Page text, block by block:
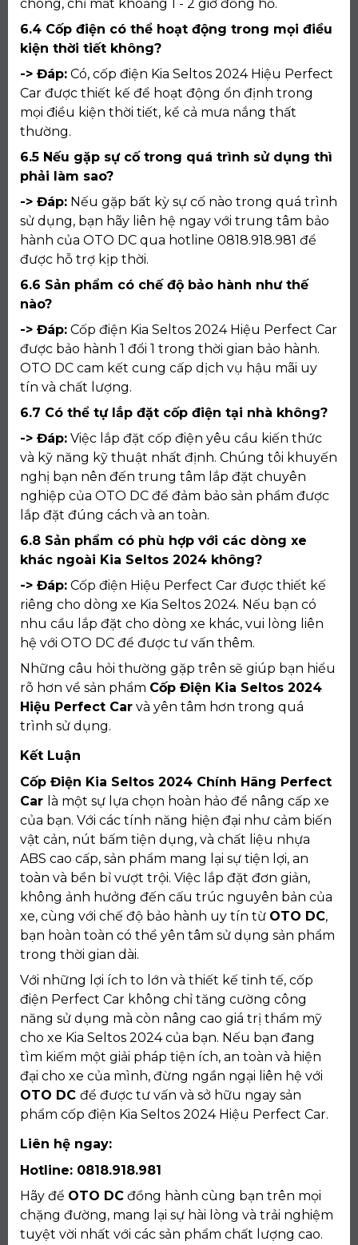
chóng, chỉ mất khoảng 1 - 2 giờ đồng hồ.
6.4 Cốp điện có thể hoạt động trong mọi điều
kiện thời tiết không?
-> Đáp: Có, cốp điện Kia Seltos 2024 Hiệu Perfect
Car được thiết kế để hoạt động ổn định trong
mọi điều kiện thời tiết, kể cả mưa nắng thất
thường.
6.5 Nếu gặp sự cố trong quá trình sử dụng thì
phải làm sao?
-> Đáp: Nếu gặp bất kỳ sự cố nào trong quá trình
sử dụng, bạn hãy liên hệ ngay với trung tâm bảo
hành của OTO DC qua hotline 0818.918.981 để
được hỗ trợ kịp thời.
6.6 Sản phẩm có chế độ bảo hành như thế
nào?
-> Đáp: Cốp điện Kia Seltos 2024 Hiệu Perfect Car
được bảo hành 1 đổi 1 trong thời gian bảo hành.
OTO DC cam kết cung cấp dịch vụ hậu mãi uy
tín và chất lượng.
6.7 Có thể tự lắp đặt cốp điện tại nhà không?
-> Đáp: Việc lắp đặt cốp điện yêu cầu kiến thức
và kỹ năng kỹ thuật nhất định. Chúng tôi khuyến
nghị bạn nên đến trung tâm lắp đặt chuyên
nghiệp của OTO DC để đảm bảo sản phẩm được
lắp đặt đúng cách và an toàn.
6.8 Sản phẩm có phù hợp với các dòng xe
khác ngoài Kia Seltos 2024 không?
-> Đáp: Cốp điện Hiệu Perfect Car được thiết kế
riêng cho dòng xe Kia Seltos 2024. Nếu bạn có
nhu cầu lắp đặt cho dòng xe khác, vui lòng liên
hệ với OTO DC để được tư vấn thêm.
Những câu hỏi thường gặp trên sẽ giúp bạn hiểu
rõ hơn về sản phẩm Cốp Điện Kia Seltos 2024
Hiệu Perfect Car và yên tâm hơn trong quá
trình sử dụng.
Kết Luận
Cốp Điện Kia Seltos 2024 Chính Hãng Perfect
Car là một sự lựa chọn hoàn hảo để nâng cấp xe
của bạn. Với các tính năng hiện đại như cảm biến
vật cản, nút bấm tiện dụng, và chất liệu nhựa
ABS cao cấp, sản phẩm mang lại sự tiện lợi, an
toàn và bền bỉ vượt trội. Việc lắp đặt đơn giản,
không ảnh hưởng đến cấu trúc nguyên bản của
xe, cùng với chế độ bảo hành uy tín từ OTO DC,
bạn hoàn toàn có thể yên tâm sử dụng sản phẩm
trong thời gian dài.
Với những lợi ích to lớn và thiết kế tinh tế, cốp
điện Perfect Car không chỉ tăng cường công
năng sử dụng mà còn nâng cao giá trị thẩm mỹ
cho xe Kia Seltos 2024 của bạn. Nếu bạn đang
tìm kiếm một giải pháp tiện ích, an toàn và hiện
đại cho xe của mình, đừng ngần ngại liên hệ với
OTO DC để được tư vấn và sở hữu ngay sản
phẩm cốp điện Kia Seltos 2024 Hiệu Perfect Car.
Liên hệ ngay:
Hotline: 0818.918.981
Hãy để OTO DC đồng hành cùng bạn trên mọi
chặng đường, mang lại sự hài lòng và trải nghiệm
tuyệt vời nhất với các sản phẩm chất lượng cao.